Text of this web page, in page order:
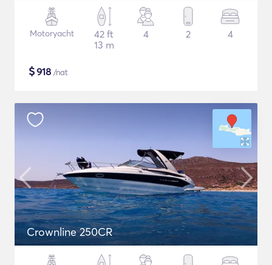
Motoryacht
42 ft
13 m
4 2 4
$918 /nat
Crownline 250CR